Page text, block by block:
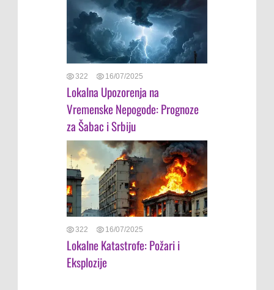
322 16/07/2025
Lokalna Upozorenja na
Vremenske Nepogode: Prognoze
za Šabac i Srbiju
322 16/07/2025
Lokalne Katastrofe: Požari i
Eksplozije